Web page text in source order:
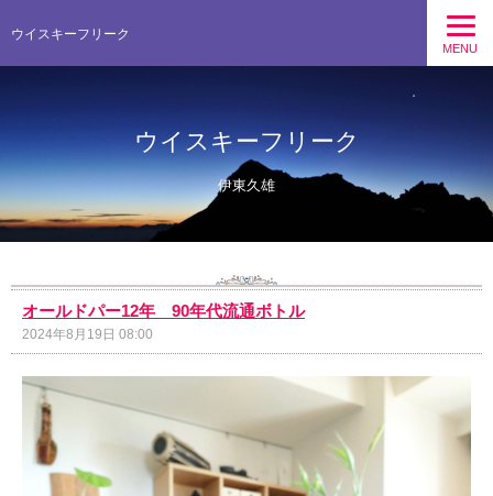
ウイスキーフリーク
MENU
ウイスキーフリーク
伊東久雄
オールドパー12年 90年代流通ボトル
2024年8月19日 08:00